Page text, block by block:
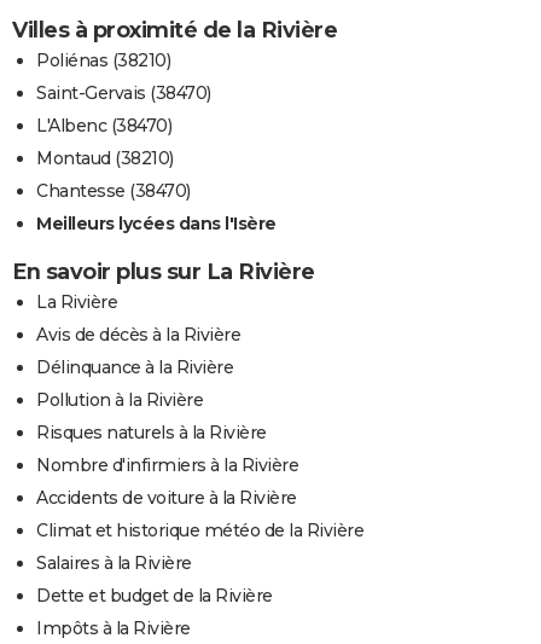
Villes à proximité de la Rivière
Poliénas (38210)
Saint-Gervais (38470)
L'Albenc (38470)
Montaud (38210)
Chantesse (38470)
Meilleurs lycées dans l'Isère
En savoir plus sur La Rivière
La Rivière
Avis de décès à la Rivière
Délinquance à la Rivière
Pollution à la Rivière
Risques naturels à la Rivière
Nombre d'infirmiers à la Rivière
Accidents de voiture à la Rivière
Climat et historique météo de la Rivière
Salaires à la Rivière
Dette et budget de la Rivière
Impôts à la Rivière